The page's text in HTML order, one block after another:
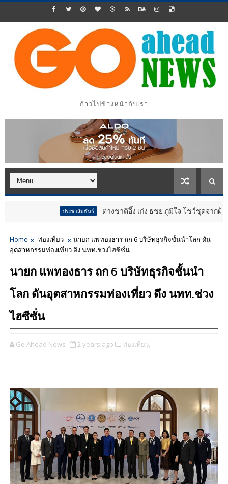
ก้าวไปข้างหน้ากับเรา
ต่างชาติอึ้ง เก่ง ธชย ภูมิใจ โชว์ชุดจากผ้าขาวม้า ปิดจบ
Home ท่องเที่ยว
นายก แพทองธาร ถก 6 บริษัทธุรกิจชั้นนำโลก ดัน
อุตสาหกรรมท่องเที่ยว ดึง นทท.ช่วงไฮซีซั่น
นายก แพทองธาร ถก 6 บริษัทธุรกิจชั้นนำ
โลก ดันอุตสาหกรรมท่องเที่ยว ดึง นทท.ช่วง
ไฮซีซั่น
Go Ahead News 2 years ago ท่องเที่ยว,